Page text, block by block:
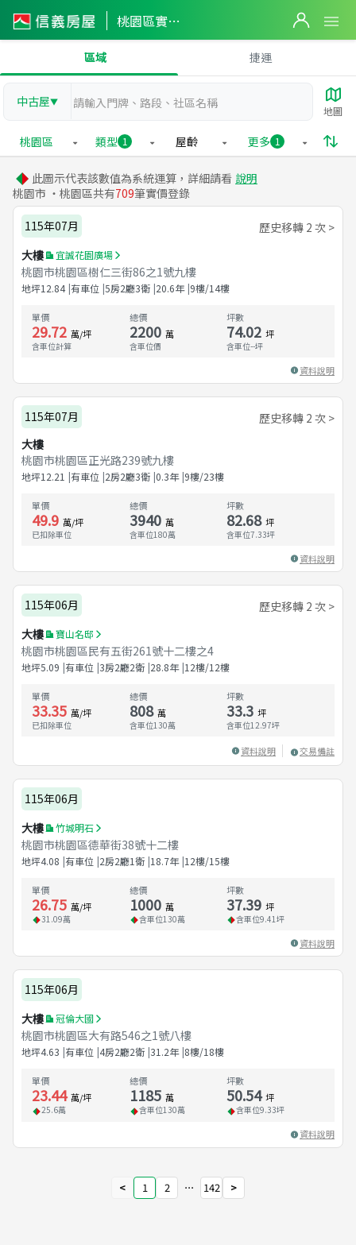
桃園區實價登錄
區域 捷運
中古屋▼
地圖
桃園區 類型 1 屋齡 更多 1
此圖示代表該數值為系統運算，詳細請看 說明
桃園市 ・桃園區共有709筆實價登錄
115年07月
歷史移轉 2 次 >
大樓
宜誠花園廣場
桃園市桃園區樹仁三街86之1號九樓
地坪12.84 有車位 5房2廳3衛 20.6年 9樓/14樓
單價
29.72 萬/坪
含車位計算
總價
2200 萬
含車位價
坪數
74.02 坪
含車位--坪
資料說明
115年07月
歷史移轉 2 次 >
大樓
桃園市桃園區正光路239號九樓
地坪12.21 有車位 2房2廳3衛 0.3年 9樓/23樓
單價
49.9 萬/坪
已扣除車位
總價
3940 萬
含車位180萬
坪數
82.68 坪
含車位7.33坪
資料說明
115年06月
歷史移轉 2 次 >
大樓
寶山名邸
桃園市桃園區民有五街261號十二樓之4
地坪5.09 有車位 3房2廳2衛 28.8年 12樓/12樓
單價
33.35 萬/坪
已扣除車位
總價
808 萬
含車位130萬
坪數
33.3 坪
含車位12.97坪
資料說明 交易備註
115年06月
大樓
竹城明石
桃園市桃園區德華街38號十二樓
地坪4.08 有車位 2房2廳1衛 18.7年 12樓/15樓
單價
26.75 萬/坪
31.09萬
總價
1000 萬
含車位130萬
坪數
37.39 坪
含車位9.41坪
資料說明
115年06月
大樓
冠倫大國
桃園市桃園區大有路546之1號八樓
地坪4.63 有車位 4房2廳2衛 31.2年 8樓/18樓
單價
23.44 萬/坪
25.6萬
總價
1185 萬
含車位130萬
坪數
50.54 坪
含車位9.33坪
資料說明
< 1 2 ⋯ 142 >